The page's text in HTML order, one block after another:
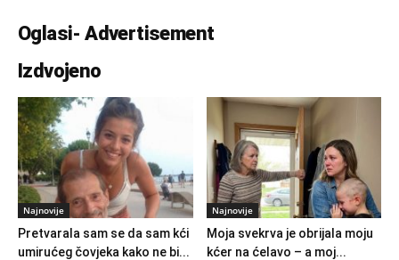
Oglasi- Advertisement
Izdvojeno
Najnovije
Pretvarala sam se da sam kći
umirućeg čovjeka kako ne bi...
Najnovije
Moja svekrva je obrijala moju
kćer na ćelavo – a moj...